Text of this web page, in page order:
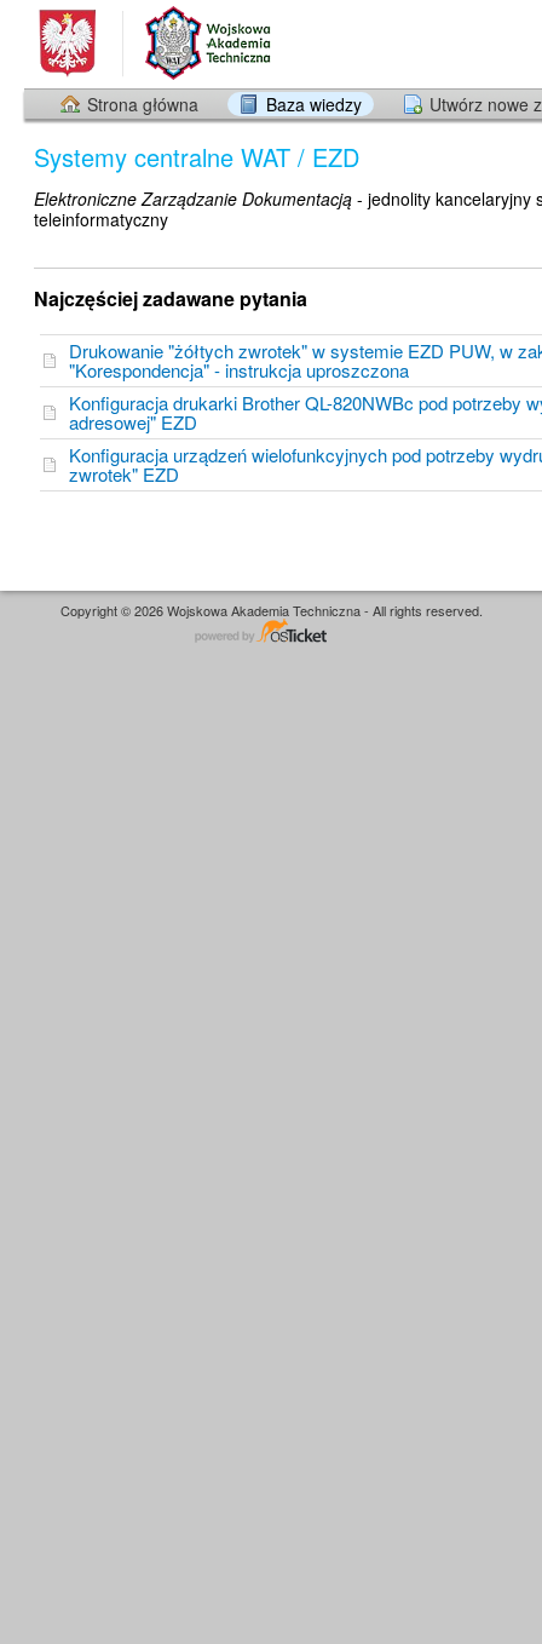
Strona główna Baza wiedzy Utwórz nowe
Systemy centralne WAT / EZD
Elektroniczne Zarządzanie Dokumentacją - jednolity kancelaryjny
teleinformatyczny
Najczęściej zadawane pytania
Drukowanie "żółtych zwrotek" w systemie EZD PUW, w
"Korespondencja" - instrukcja uproszczona
Konfiguracja drukarki Brother QL-820NWBc pod potrzeby
adresowej" EZD
Konfiguracja urządzeń wielofunkcyjnych pod potrzeby
zwrotek" EZD
Copyright © 2026 Wojskowa Akademia Techniczna - All rights reserved.